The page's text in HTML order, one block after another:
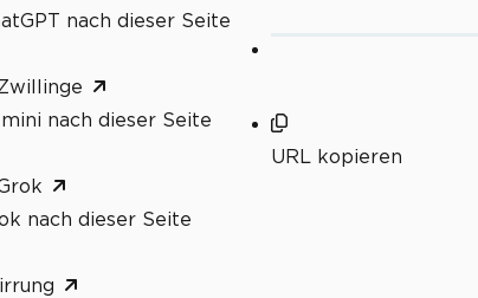
nach dieser Seite
nach dieser Seite
nach dieser Seite
URL kopieren